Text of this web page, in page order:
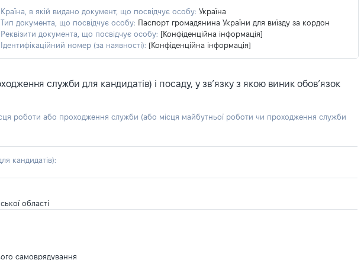
Країна, в якій видано документ, що посвідчує особу: Україна
Тип документа, що посвідчує особу: Паспорт громадянина України для виїзду за кордон
Реквізити документа, що посвідчує особу: [Конфіденційна інформація]
Ідентифікаційний номер (за наявності): [Конфіденційна інформація]
служби для кандидатів) і посаду, у зв’язку з якою виник обов’язок
роботи або проходження служби (або місця майбутньої роботи чи проходження служби
кандидатів):
області
самоврядування